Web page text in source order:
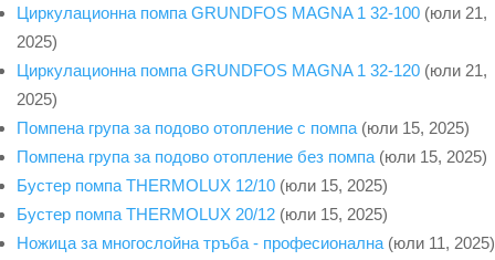
Циркулационна помпа GRUNDFOS MAGNA 1 32-100 (юли 21,
2025)
Циркулационна помпа GRUNDFOS MAGNA 1 32-120 (юли 21,
2025)
Помпена група за подово отопление с помпа (юли 15, 2025)
Помпена група за подово отопление без помпа (юли 15, 2025)
Бустер помпа THERMOLUX 12/10 (юли 15, 2025)
Бустер помпа THERMOLUX 20/12 (юли 15, 2025)
Ножица за многослойна тръба - професионална (юли 11, 2025)